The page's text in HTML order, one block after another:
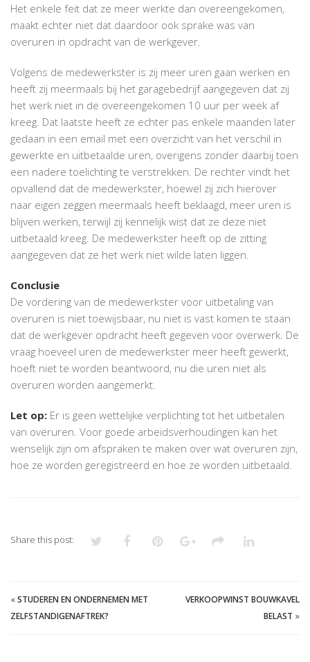
Het enkele feit dat ze meer werkte dan overeengekomen,
maakt echter niet dat daardoor ook sprake was van
overuren in opdracht van de werkgever.
Volgens de medewerkster is zij meer uren gaan werken en
heeft zij meermaals bij het garagebedrijf aangegeven dat zij
het werk niet in de overeengekomen 10 uur per week af
kreeg. Dat laatste heeft ze echter pas enkele maanden later
gedaan in een email met een overzicht van het verschil in
gewerkte en uitbetaalde uren, overigens zonder daarbij toen
een nadere toelichting te verstrekken. De rechter vindt het
opvallend dat de medewerkster, hoewel zij zich hierover
naar eigen zeggen meermaals heeft beklaagd, meer uren is
blijven werken, terwijl zij kennelijk wist dat ze deze niet
uitbetaald kreeg. De medewerkster heeft op de zitting
aangegeven dat ze het werk niet wilde laten liggen.
Conclusie
De vordering van de medewerkster voor uitbetaling van
overuren is niet toewijsbaar, nu niet is vast komen te staan
dat de werkgever opdracht heeft gegeven voor overwerk. De
vraag hoeveel uren de medewerkster meer heeft gewerkt,
hoeft niet te worden beantwoord, nu die uren niet als
overuren worden aangemerkt.
Let op: Er is geen wettelijke verplichting tot het uitbetalen
van overuren. Voor goede arbeidsverhoudingen kan het
wenselijk zijn om afspraken te maken over wat overuren zijn,
hoe ze worden geregistreerd en hoe ze worden uitbetaald.
Share this post:
«STUDEREN EN ONDERNEMEN MET
ZELFSTANDIGENAFTREK?
VERKOOPWINST BOUWKAVEL
BELAST »